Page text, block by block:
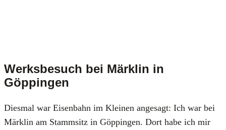
Werksbesuch bei Märklin in
Göppingen
Dies­mal war Eisen­bahn im Klei­nen ange­sagt: Ich war bei
Märk­lin am Stamm­sitz in Göp­pin­gen. Dort habe ich mir